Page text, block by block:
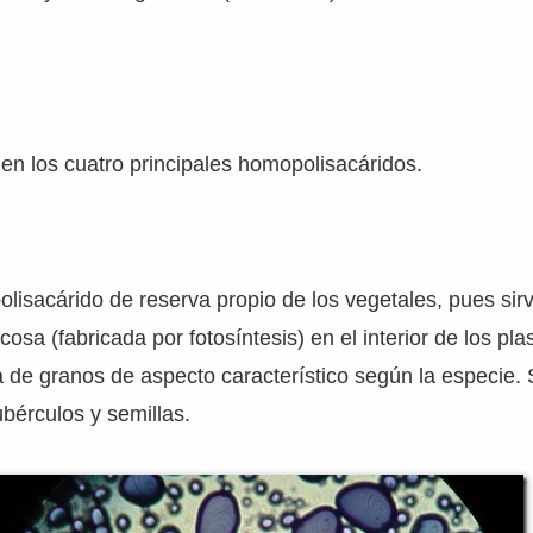
los cuatro principales homopolisacáridos.
de reserva propio de los vegetales, pues
(fabricada por fotosíntesis) en el interior de los
de granos de aspecto característico según la especie.
y semillas.